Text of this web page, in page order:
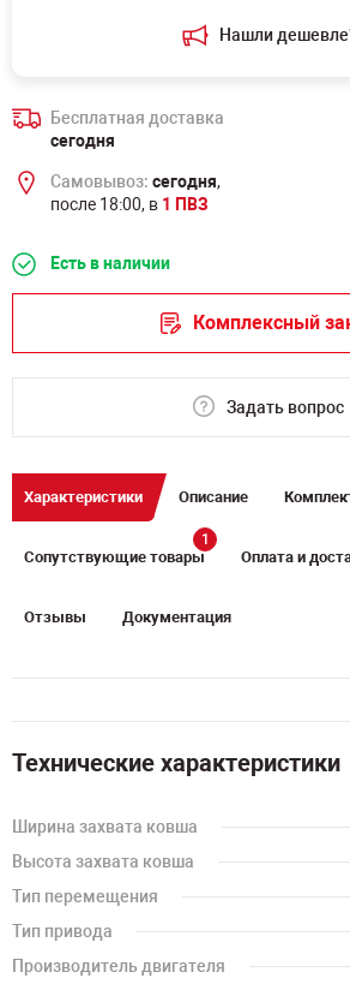
Нашли
Бесплатная доставка
сегодня
Самовывоз: сегодня,
после 18:00, в 1 ПВЗ
Есть в наличии
Комплексный
Задать вопрос
Характеристики Описание
Сопутствующие товары
1
Оплата и
Отзывы Документация
Технические характеристики
Ширина захвата ковша
Высота захвата ковша
Тип перемещения
Тип привода
Производитель двигателя